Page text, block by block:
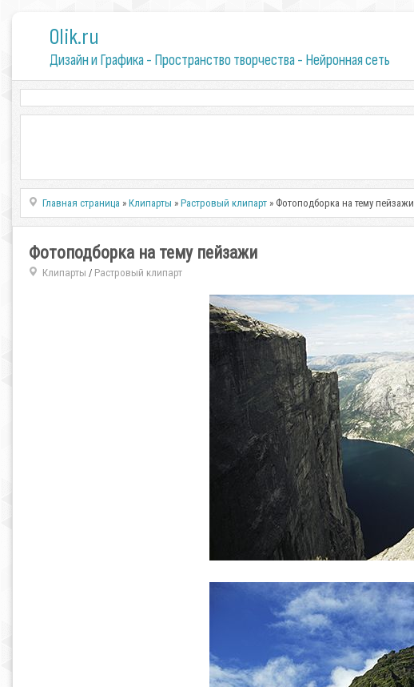
0lik.ru
Дизайн и Графика - Пространство творчества - Нейронная сеть
Главная страница »Клипарты »Растровый клипарт » Фотоподборка на тему пейзажи
Фотоподборка на тему пейзажи
Клипарты / Растровый клипарт